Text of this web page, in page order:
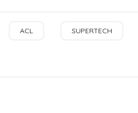
ACL SUPERTECH